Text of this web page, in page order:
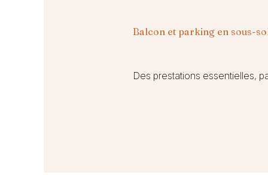
Balcon et parking en sous-
Des prestations essentielles,